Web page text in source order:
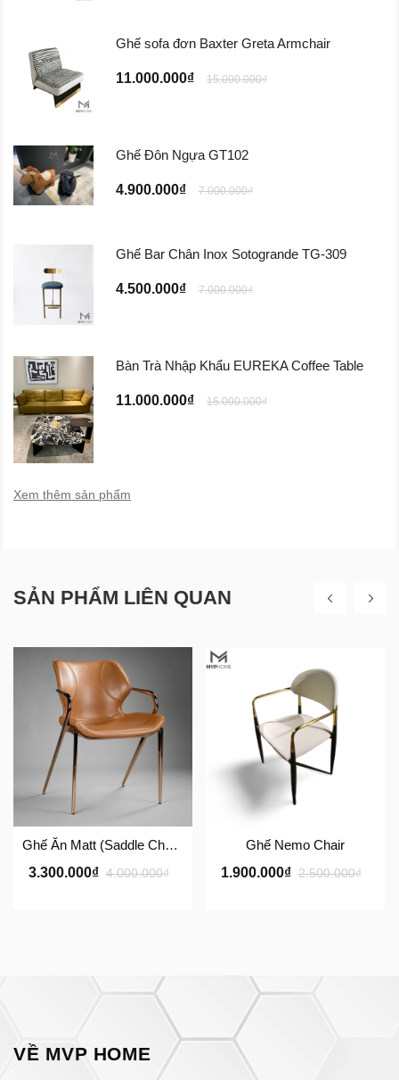
Ghế sofa đơn Baxter Greta Armchair
11.000.000₫ 15.000.000₫
Ghế Đôn Ngựa GT102
4.900.000₫ 7.000.000₫
Ghế Bar Chân Inox Sotogrande TG-309
4.500.000₫ 7.000.000₫
Bàn Trà Nhập Khẩu EUREKA Coffee Table
11.000.000₫ 15.000.000₫
Xem thêm sản phẩm
SẢN PHẨM LIÊN QUAN
Ghế Ăn Matt (Saddle Chair) – Ghế Da Yên Ngựa Nhập Khẩu Cao Cấp MVP HOME
3.300.000₫4.000.000₫
Ghế Nemo Chair
1.900.000₫2.500.000₫
VỀ MVP HOME